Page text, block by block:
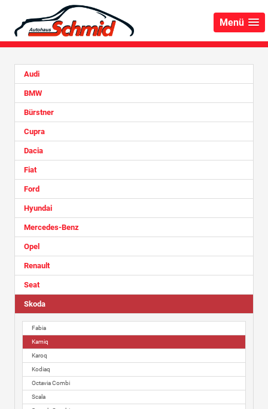
Menü
Audi
BMW
Bürstner
Cupra
Dacia
Fiat
Ford
Hyundai
Mercedes-Benz
Opel
Renault
Seat
Skoda
Fabia
Kamiq
Karoq
Kodiaq
Octavia Combi
Scala